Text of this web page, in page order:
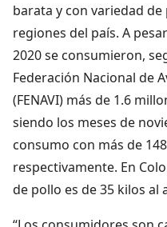
barata y con variedad
regiones del país. A
2020 se consumieron,
Federación Nacional de
(FENAVI) más de 1.6
siendo los meses de
consumo con más de
respectivamente. En
de pollo es de 35 kilos al